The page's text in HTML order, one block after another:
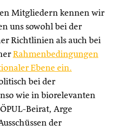
Mitgliedern kennen wir
uns sowohl bei der
Richtlinien als auch bei
Rahmenbedingungen
Ebene ein.
bei der
wie in biorelevanten
Beirat, Arge
der